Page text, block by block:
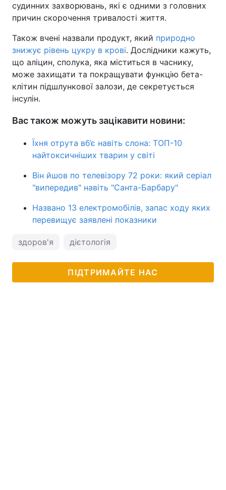
судинних захворювань, які є одними з головних
причин скорочення тривалості життя.
Також вчені назвали продукт, який природно
знижує рівень цукру в крові. Дослідники кажуть,
що аліцин, сполука, яка міститься в часнику,
може захищати та покращувати функцію бета-
клітин підшлункової залози, де секретується
інсулін.
Вас також можуть зацікавити новини:
Їхня отрута вб’є навіть слона: ТОП-10
найтоксичніших тварин у світі
Він йшов по телевізору 72 роки: який серіал
"випередив" навіть "Санта-Барбару"
Названо 13 електромобілів, запас ходу яких
перевищує заявлені показники
здоров'я дієтологія
ПІДТРИМАЙТЕ НАС